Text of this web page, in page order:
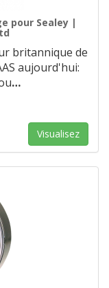
pour Sealey |
britannique de
aujourd'hui:
…
Visualisez